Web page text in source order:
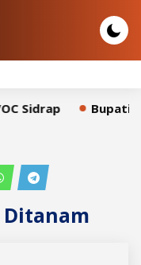
Sidrap Bupati
Ditanam